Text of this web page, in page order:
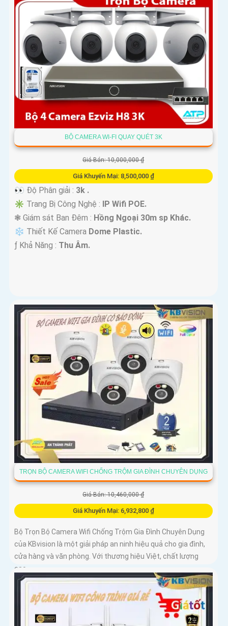
BỘ CAMERA WI-FI QUAY QUÉT 3K
Giá Bán: 10,000,000 ₫
Giá Khuyến Mại: 8,500,000 ₫
️
👀 Độ Phân giải : 3k .
✳️ Trang Bị Công Nghệ : IP Wifi POE.
❃ Giám sát Ban Đêm : Hồng Ngoại 30m sp Khác.
❄ Thiết Kế Camera Dome Plastic.
️ƒ Khả Năng : Thu Âm.
TRỌN BỘ CAMERA WIFI CHỐNG TRỘM GIA ĐÌNH CHUYÊN DỤNG
Giá Bán: 10,460,000 ₫
Giá Khuyến Mại: 6,932,800 ₫
Bộ Trọn Bộ Camera Wifi Chống Trộm Gia Đình Chuyên Dụng
của KBvision là một giải pháp an ninh hiệu quả cho gia đình,
cửa hàng và văn phòng. Với thương hiệu Việt, chất lượng
cao,...